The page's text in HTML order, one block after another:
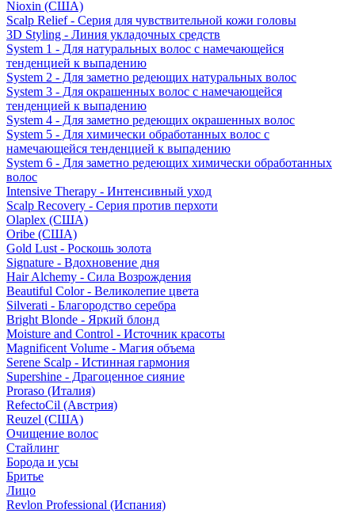
Nioxin (США)
Scalp Relief - Серия для чувствительной кожи головы
3D Styling - Линия укладочных средств
System 1 - Для натуральных волос с намечающейся
тенденцией к выпадению
System 2 - Для заметно редеющих натуральных волос
System 3 - Для окрашенных волос с намечающейся
тенденцией к выпадению
System 4 - Для заметно редеющих окрашенных волос
System 5 - Для химически обработанных волос с
намечающейся тенденцией к выпадению
System 6 - Для заметно редеющих химически обработанных
волос
Intensive Therapy - Интенсивный уход
Scalp Recovery - Серия против перхоти
Olaplex (США)
Oribe (США)
Gold Lust - Роскошь золота
Signature - Вдохновение дня
Hair Alchemy - Сила Возрождения
Beautiful Color - Великолепие цвета
Silverati - Благородство серебра
Bright Blonde - Яркий блонд
Moisture and Control - Источник красоты
Magnificent Volume - Магия объема
Serene Scalp - Истинная гармония
Supershine - Драгоценное сияние
Proraso (Италия)
RefectoCil (Австрия)
Reuzel (США)
Очищение волос
Стайлинг
Борода и усы
Бритье
Лицо
Revlon Professional (Испания)